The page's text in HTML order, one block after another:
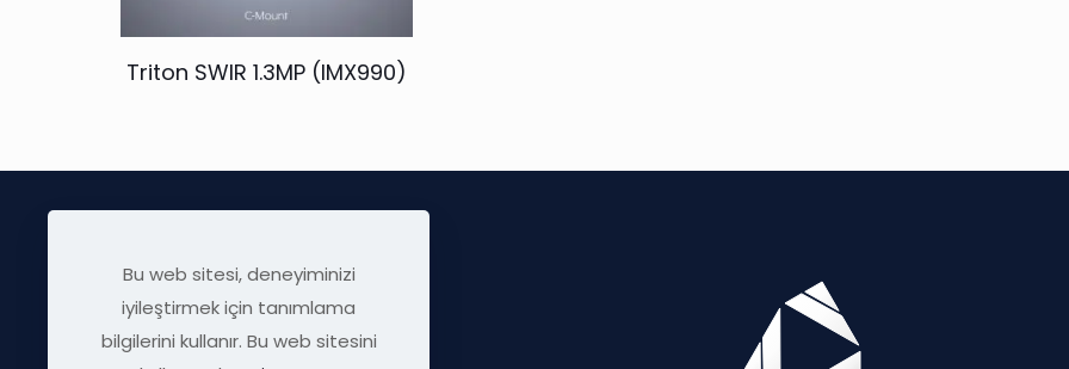
Triton SWIR 1.3MP (IMX990)
Bu web sitesi, deneyiminizi
iyileştirmek için tanımlama
bilgilerini kullanır. Bu web sitesini